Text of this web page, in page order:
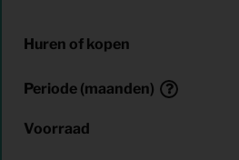
Huren of kopen
Periode (maanden)
Voorraad